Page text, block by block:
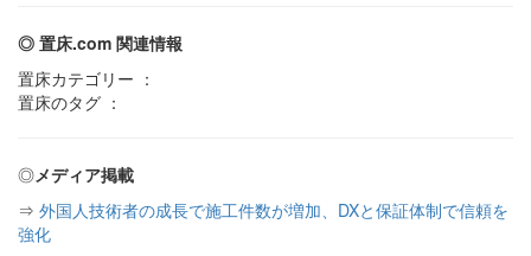
◎ 置床.com 関連情報
置床カテゴリー ：
置床のタグ ：
◎メディア掲載
⇒ 外国人技術者の成長で施工件数が増加、DXと保証体制で信頼を
強化